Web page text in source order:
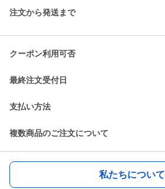
注文から発送まで
クーポン利用可否
最終注文受付日
支払い方法
複数商品のご注文について
私たちについて